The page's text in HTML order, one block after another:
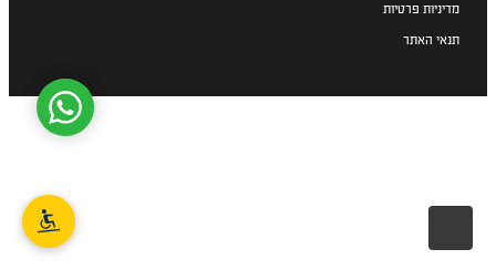
מדיניות פרטיות
תנאי האתר